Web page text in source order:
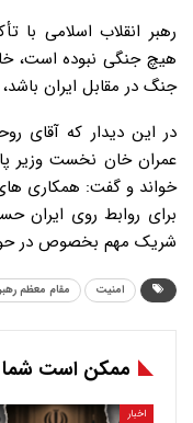
رهبر انقلاب اسلامی با
هیچ جنگی نبوده است،
جنگ در مقابل ایران
در این دیدار که آقای
عمران خان نخست وزیر
خواند و گفت: همکاری های
برای روابط روی ایران
شریک مهم بخصوص در
امنیت مقام معظم
ممکن است شما
اخبار